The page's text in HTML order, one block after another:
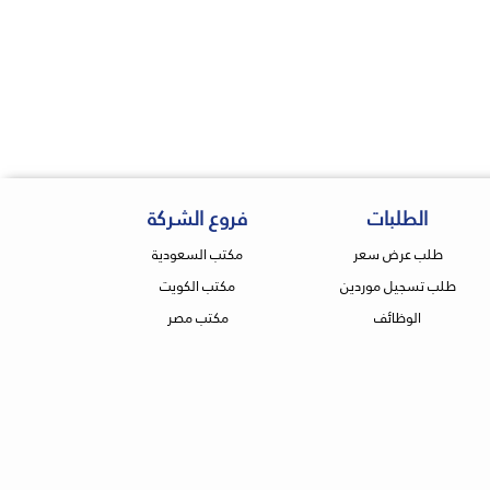
الطلبات
طلب عرض سعر
طلب تسجيل موردين
الوظائف
فروع الشركة
مكتب السعودية
مكتب الكويت
مكتب مصر